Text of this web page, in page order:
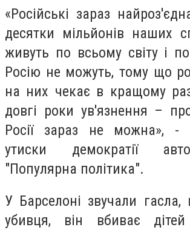
«Російські зараз
десятки мільйонів наших
живуть по всьому світу і
Росію не можуть, тому що
на них чекає в кращому
довгі роки ув'язнення –
Росії зараз не можна», -
утиски демократії
"Популярна політика".
У Барселоні звучали
убивця, він вбиває